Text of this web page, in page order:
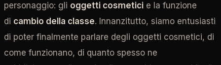
personaggio: gli oggetti cosmetici e la funzione
di cambio della classe. Innanzitutto, siamo entusiasti
di poter finalmente parlare degli oggetti cosmetici, di
come funzionano, di quanto spesso ne